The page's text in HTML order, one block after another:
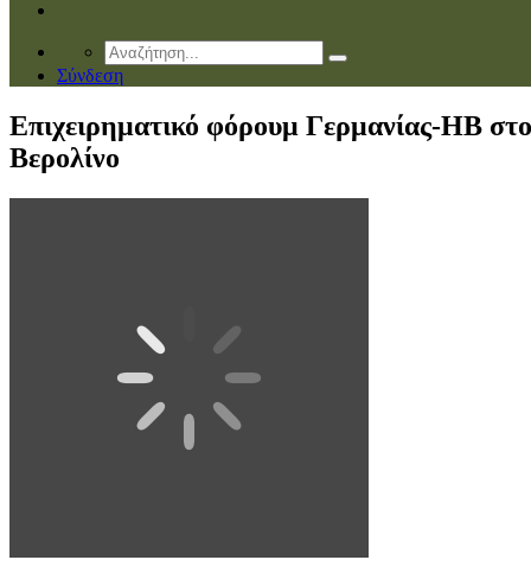
Σύνδεση
Επιχειρηματικό φόρουμ Γερμανίας-ΗΒ στο
Βερολίνο